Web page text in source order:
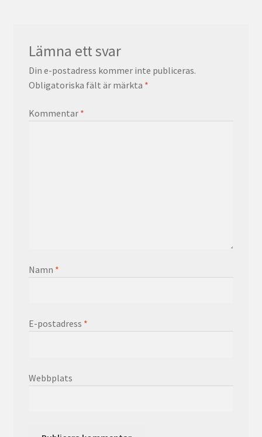
Lämna ett svar
Din e-postadress kommer inte publiceras.
Obligatoriska fält är märkta *
Kommentar *
Namn *
E-postadress *
Webbplats